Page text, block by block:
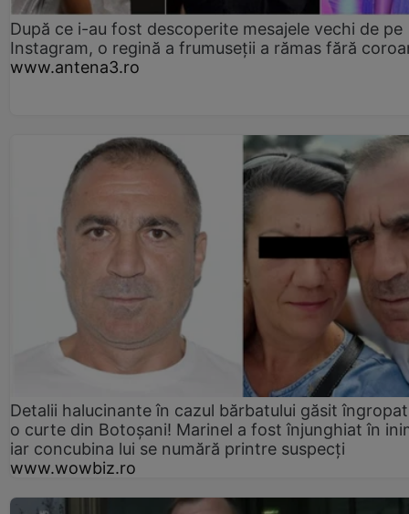
După ce i-au fost descoperite mesajele vechi de pe
Instagram, o regină a frumuseții a rămas fără
www.antena3.ro
Detalii halucinante în cazul bărbatului găsit
o curte din Botoșani! Marinel a fost înjunghiat în
iar concubina lui se numără printre suspecți
www.wowbiz.ro